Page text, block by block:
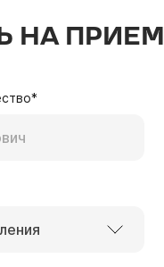
НА ПРИЕМ